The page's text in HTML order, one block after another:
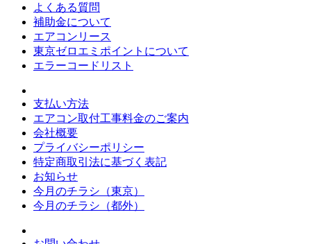
よくある質問
補助金について
エアコンリース
東京ゼロエミポイントについて
エラーコードリスト
支払い方法
エアコン取付工事料金のご案内
会社概要
プライバシーポリシー
特定商取引法に基づく表記
お知らせ
今月のチラシ（東京）
今月のチラシ（都外）